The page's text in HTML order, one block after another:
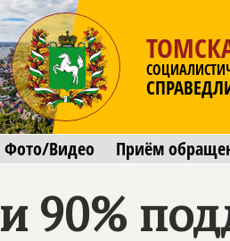
Фото/Видео Приём
90%